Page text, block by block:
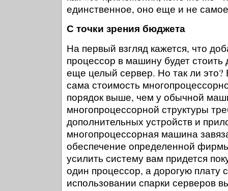
единственное, оно еще и не
С точки зрения бюджета
На первый взгляд кажется, что
процессор в машину будет
еще целый сервер. Но так ли
сама стоимость
порядок выше, чем у обычной
многопроцессорной структуры
дополнительных устройств и
многопроцессорная машина
обеспечение определенной
усилить систему вам придется
один процессор, а дорогую плату
использовании спарки серверов